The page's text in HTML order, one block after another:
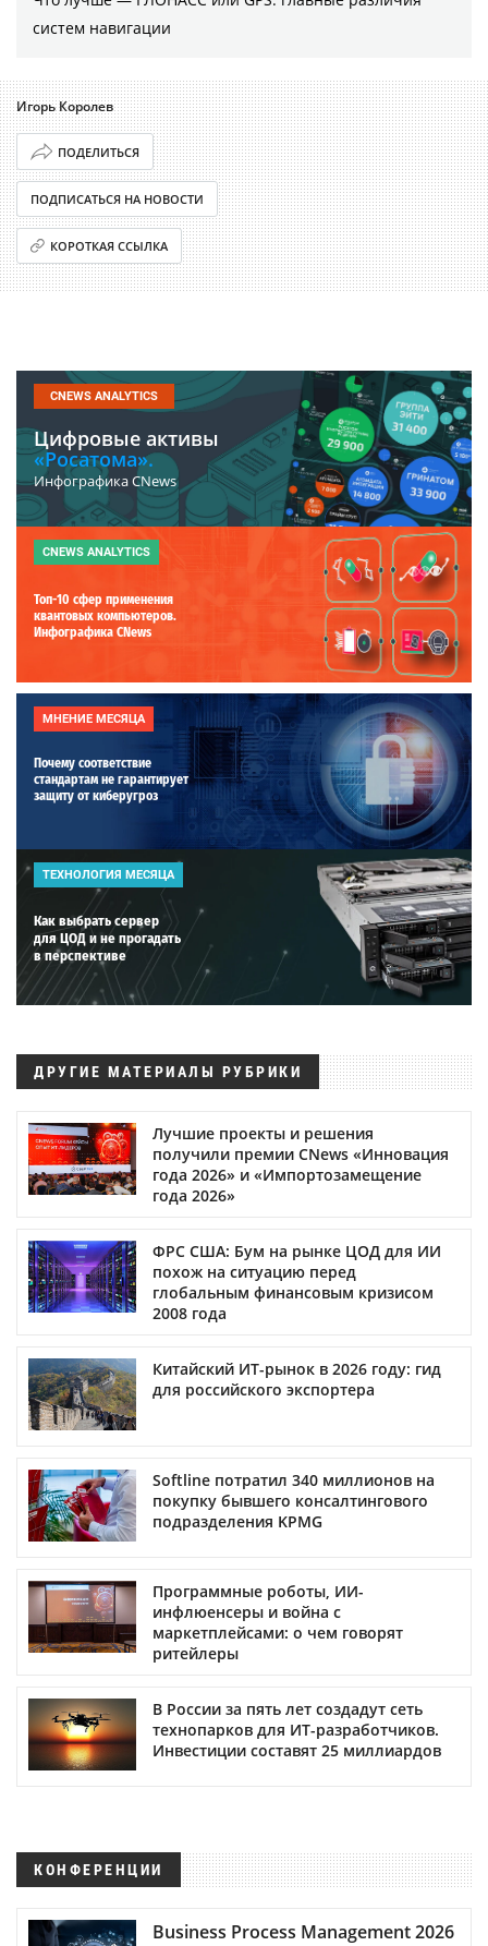
систем навигации
Игорь Королев
ПОДЕЛИТЬСЯ
ПОДПИСАТЬСЯ НА НОВОСТИ
КОРОТКАЯ ССЫЛКА
CNEWS ANALYTICS
Цифровые активы
«Росатома».
Инфографика CNews
CNEWS ANALYTICS
Топ-10 сфер применения
квантовых компьютеров.
Инфографика CNews
МНЕНИЕ МЕСЯЦА
Почему соответствие
стандартам не гарантирует
защиту от киберугроз
ТЕХНОЛОГИЯ МЕСЯЦА
Как выбрать сервер
для ЦОД и не прогадать
в перспективе
ДРУГИЕ МАТЕРИАЛЫ РУБРИКИ
Лучшие проекты и решения
получили премии CNews «Инновация
года 2026» и «Импортозамещение
года 2026»
ФРС США: Бум на рынке ЦОД для ИИ
похож на ситуацию перед
глобальным финансовым кризисом
2008 года
Китайский ИТ-рынок в 2026 году: гид
для российского экспортера
Softline потратил 340 миллионов на
покупку бывшего консалтингового
подразделения KPMG
Программные роботы, ИИ-
инфлюенсеры и война с
маркетплейсами: о чем говорят
ритейлеры
В России за пять лет создадут сеть
технопарков для ИТ-разработчиков.
Инвестиции составят 25 миллиардов
КОНФЕРЕНЦИИ
Business Process Management 2026